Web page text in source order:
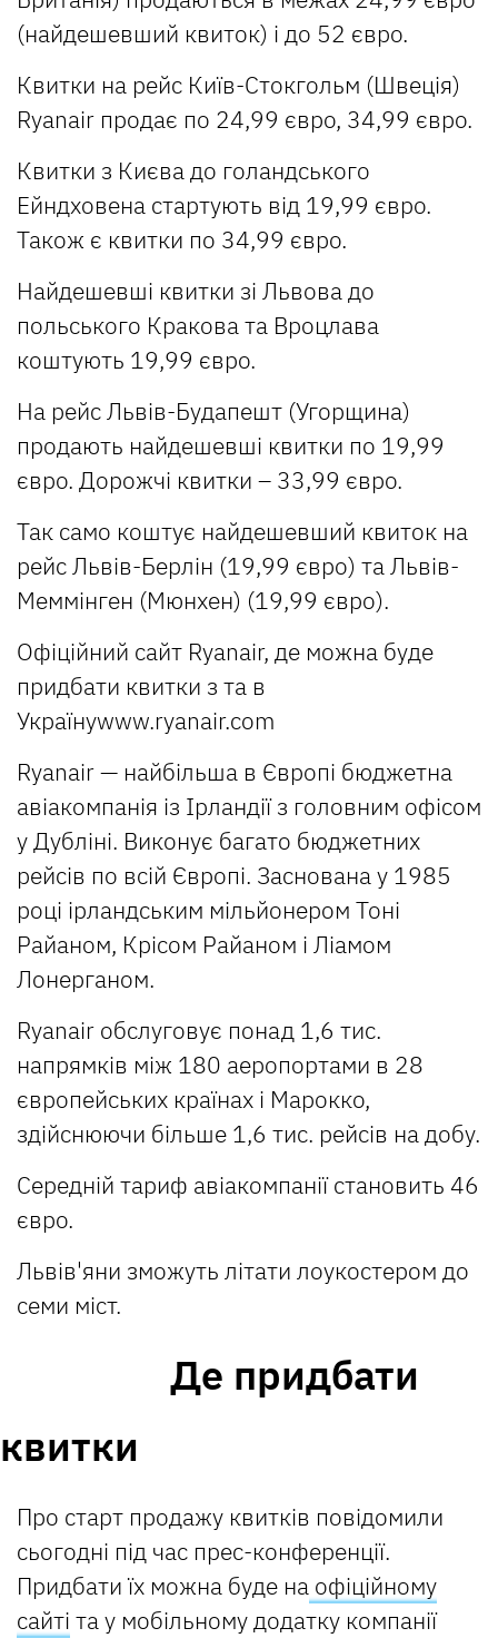
(найдешевший квиток) і до 52 євро.
Квитки на рейс Київ-Стокгольм (Швеція)
Ryanair продає по 24,99 євро, 34,99 євро.
Квитки з Києва до голандського
Ейндховена стартують від 19,99 євро.
Також є квитки по 34,99 євро.
Найдешевші квитки зі Львова до
польського Кракова та Вроцлава
коштують 19,99 євро.
На рейс Львів-Будапешт (Угорщина)
продають найдешевші квитки по 19,99
євро. Дорожчі квитки – 33,99 євро.
Так само коштує найдешевший квиток на
рейс Львів-Берлін (19,99 євро) та Львів-
Меммінген (Мюнхен) (19,99 євро).
Офіційний сайт Ryanair, де можна буде
придбати квитки з та в
Українуwww.ryanair.com
Ryanair — найбільша в Європі бюджетна
авіакомпанія із Ірландії з головним офісом
у Дубліні. Виконує багато бюджетних
рейсів по всій Європі. Заснована у 1985
році ірландським мільйонером Тоні
Райаном, Крісом Райаном і Ліамом
Лонерганом.
Ryanair обслуговує понад 1,6 тис.
напрямків між 180 аеропортами в 28
європейських країнах і Марокко,
здійснюючи більше 1,6 тис. рейсів на добу.
Середній тариф авіакомпанії становить 46
євро.
Львів'яни зможуть літати лоукостером до
семи міст.
Де придбати
квитки
Про старт продажу квитків повідомили
сьогодні під час прес-конференції.
Придбати їх можна буде на офіційному
сайті та у мобільному додатку компанії